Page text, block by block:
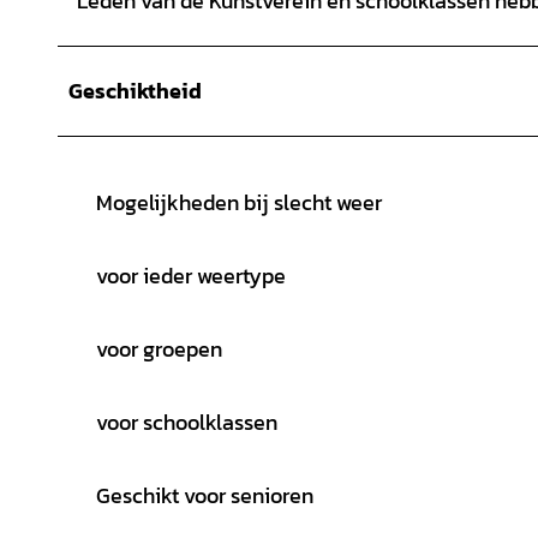
Geschiktheid
Mogelijkheden bij slecht weer
voor ieder weertype
voor groepen
voor schoolklassen
Geschikt voor senioren